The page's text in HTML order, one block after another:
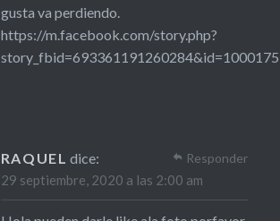
gusta va perdiendo.
https://m.facebook.com/story.php?
RAQUEL dice:
29 septiembre, 2020 a las 2:00 am
Responder